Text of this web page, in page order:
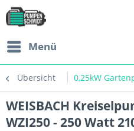
Menü
Übersicht 0,25kW
WEISBACH
WZI250 - 250 Watt